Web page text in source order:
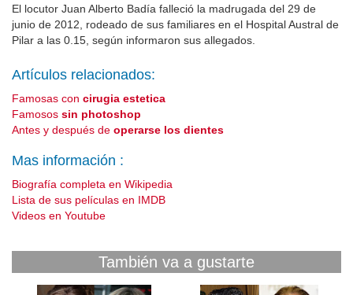
El locutor Juan Alberto Badía falleció la madrugada del 29 de
junio de 2012, rodeado de sus familiares en el Hospital Austral de
Pilar a las 0.15, según informaron sus allegados.
Artículos relacionados:
Famosas con cirugia estetica
Famosos sin photoshop
Antes y después de operarse los dientes
Mas información :
Biografía completa en Wikipedia
Lista de sus películas en IMDB
Videos en Youtube
También va a gustarte